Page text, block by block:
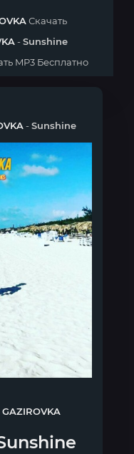
Скачать
-Sunshine
MP3 Бесплатно
-Sunshine
GAZIROVKA